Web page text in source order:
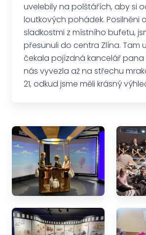
uvelebily na polštářích, aby si
loutkových pohádek. Posilněni
sladkostmi z místního bufetu,
přesunuli do centra Zlína. Tam
čekala pojízdná kancelář pana
nás vyvezla až na střechu
21, odkud jsme měli krásný